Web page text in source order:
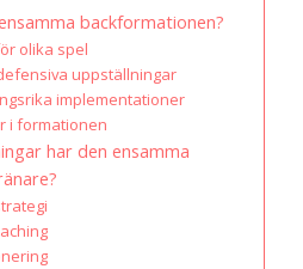
backformationen?
olika spel
uppställningar
implementationer
i formationen
har den ensamma